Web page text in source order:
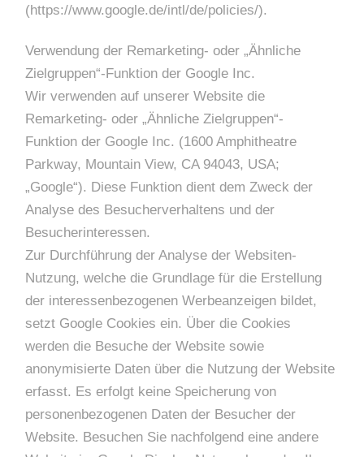
(https://www.google.de/intl/de/policies/).
Verwendung der Remarketing- oder „Ähnliche
Zielgruppen“-Funktion der Google Inc.
Wir verwenden auf unserer Website die
Remarketing- oder „Ähnliche Zielgruppen“-
Funktion der Google Inc. (1600 Amphitheatre
Parkway, Mountain View, CA 94043, USA;
„Google“). Diese Funktion dient dem Zweck der
Analyse des Besucherverhaltens und der
Besucherinteressen.
Zur Durchführung der Analyse der Websiten-
Nutzung, welche die Grundlage für die Erstellung
der interessenbezogenen Werbeanzeigen bildet,
setzt Google Cookies ein. Über die Cookies
werden die Besuche der Website sowie
anonymisierte Daten über die Nutzung der Website
erfasst. Es erfolgt keine Speicherung von
personenbezogenen Daten der Besucher der
Website. Besuchen Sie nachfolgend eine andere